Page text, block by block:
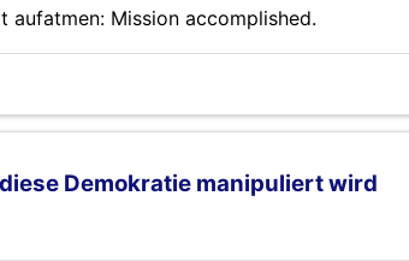
aufatmen: Mission accomplished.
Demokratie manipuliert wird